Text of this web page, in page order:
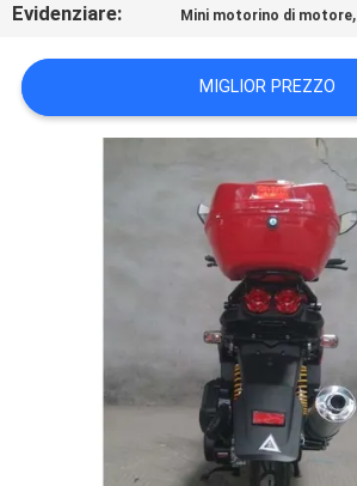
DEL
SITO
POLITICA
Evidenziare: Mini motorino di motore,
MIGLIOR PREZZO